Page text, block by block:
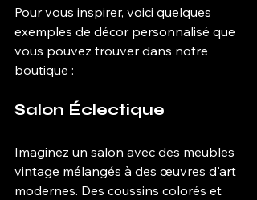
Pour vous inspirer, voici quelques
exemples de décor personnalisé que
vous pouvez trouver dans notre
boutique :
Salon Éclectique
Imaginez un salon avec des meubles
vintage mélangés à des œuvres d'art
modernes. Des coussins colorés et